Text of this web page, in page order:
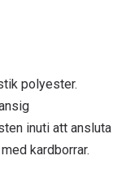
polyester.
inuti att ansluta
kardborrar.